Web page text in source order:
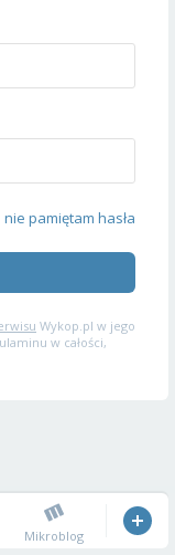
nie pamiętam hasła
Wykop.pl w jego
w całości,
Mikroblog